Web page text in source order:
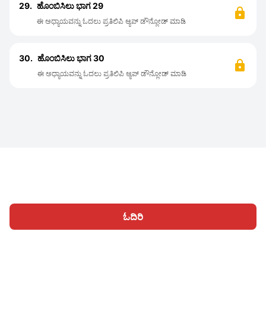
ಓದಿರಿ
29. ಹೊಂಬಿಸಿಲು ಭಾಗ 29
ಈ ಅಧ್ಯಾಯವನ್ನು ಓದಲು ಪ್ರತಿಲಿಪಿ ಆ್ಯಪ್ ಡೌನ್ಲೋಡ್ ಮಾಡಿ
30. ಹೊಂಬಿಸಿಲು ಭಾಗ 30
ಈ ಅಧ್ಯಾಯವನ್ನು ಓದಲು ಪ್ರತಿಲಿಪಿ ಆ್ಯಪ್ ಡೌನ್ಲೋಡ್ ಮಾಡಿ
ಹೋಮ್ ವಿಭಾಗಗಳು ಬರೆಯಿರಿ ಲೇಖನಗಳು ಸೈನ್ ಇನ್ ಆಗಿ